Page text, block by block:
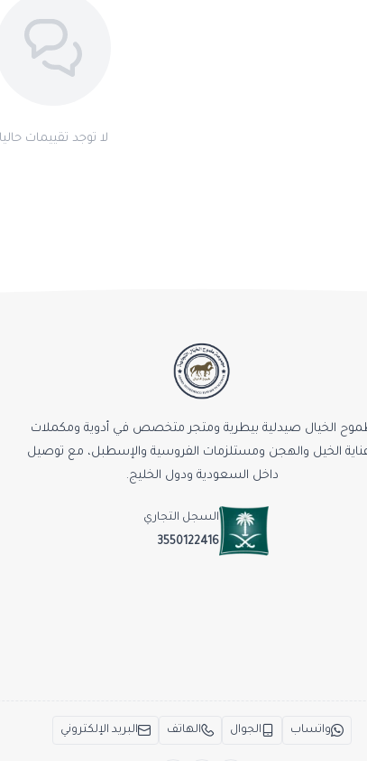
لا توجد تقييمات حاليا
الخيال صيدلية بيطرية ومتجر متخصص في أدوية ومكملات
الخيل والهجن ومستلزمات الفروسية والإسطبل، مع توصيل
داخل السعودية ودول الخليج.
السجل التجاري
3550122416
واتساب الجوال الهاتف البريد الإلكتروني